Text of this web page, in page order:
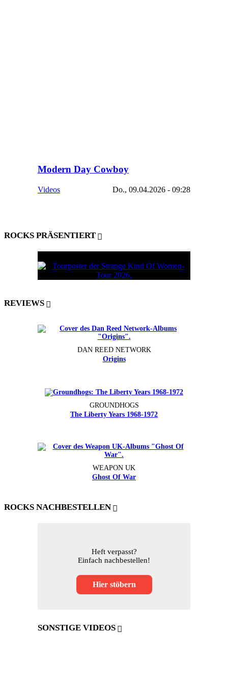
Modern Day Cowboy
Videos Do., 09.04.2026 - 09:28
ROCKS PRÄSENTIERT
REVIEWS
DAN REED NETWORK
Origins
GROUNDHOGS
The Liberty Years 1968-1972
WEAPON UK
Ghost Of War
ROCKS NACHBESTELLEN
Heft verpasst?
Einfach nachbestellen!
Hier stöbern
SONSTIGE VIDEOS